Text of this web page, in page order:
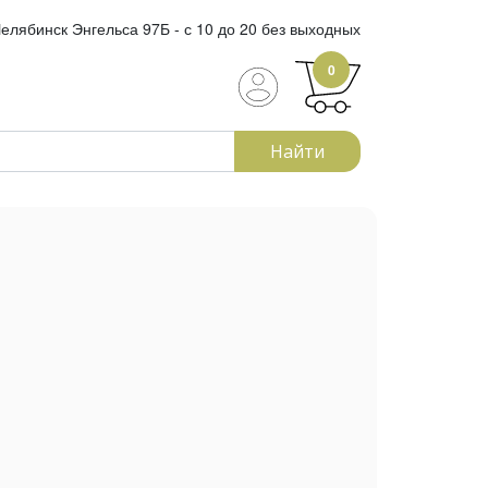
Энгельса 97Б - с 10 до 20 без выходных
0
Найти